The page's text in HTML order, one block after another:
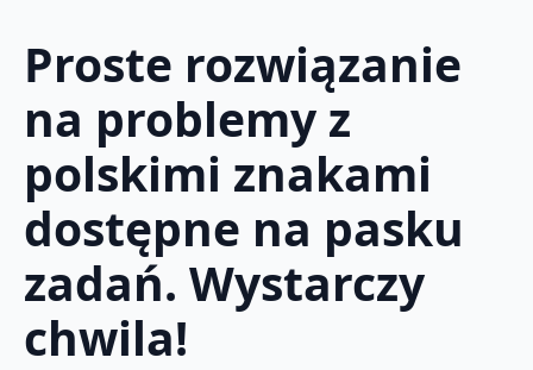
Proste rozwiązanie
na problemy z
polskimi znakami
dostępne na pasku
zadań. Wystarczy
chwila!